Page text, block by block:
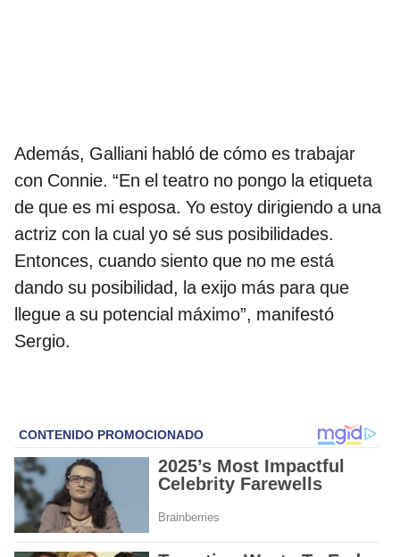
Además, Galliani habló de cómo es trabajar
con Connie. “En el teatro no pongo la etiqueta
de que es mi esposa. Yo estoy dirigiendo a una
actriz con la cual yo sé sus posibilidades.
Entonces, cuando siento que no me está
dando su posibilidad, la exijo más para que
llegue a su potencial máximo”, manifestó
Sergio.